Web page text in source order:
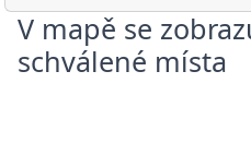
V mapě se
schválené místa